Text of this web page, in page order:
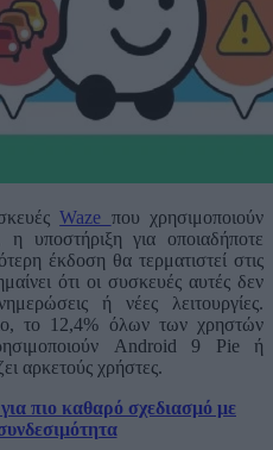
Waze που χρησιμοποιούν
η υποστήριξη για οποιαδήποτε
έκδοση θα τερματιστεί στις
ότι οι συσκευές αυτές δεν
ή νέες λειτουργίες.
το 12,4% όλων των χρηστών
Android 9 Pie ή
αρκετούς χρήστες.
πιο καθαρό σχεδιασμό με